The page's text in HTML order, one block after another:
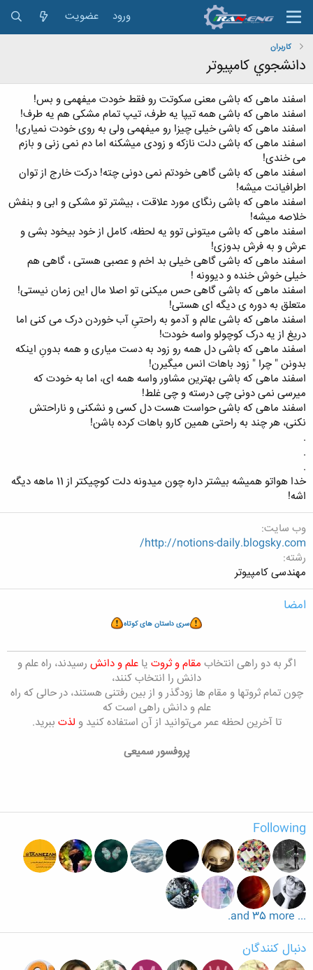
ورود عضویت
کاربران
دانشجوي كامپيوتر
اسفند ماهی که باشی معنی سکوتت رو فقط خودت میفهمی و بس!
اسفند ماهی که باشی همه تیپا یه طرف، تیپ تمام مشکی هم یه طرف!
اسفند ماهی که باشی خیلی چیزا رو میفهمی ولی به روی خودت نمیاری!
اسفند ماهی که باشی دلت نازکه و زودی میشکنه اما دم نمی زنی و بازم
می خندی!
اسفند ماهی که باشی گاهی خودتم نمی دونی چته! درکت خارج از توان
اطرافیانت میشه!
اسفند ماهی که باشی رنگای مورد علاقت ، بیشتر تو مشکی و ابی و بنفش
خلاصه میشه!
اسفند ماهی که باشی میتونی توو یه لحظه، کامل از خود بیخود بشی و
عرش و به فرش بدوزی!
اسفند ماهی که باشی گاهی خیلی بد اخم و عصبی هستی ، گاهی هم
خیلی خوش خنده و دیوونه !
اسفند ماهی که باشی گاهی حس میکنی تو اصلا مال این زمان نیستی!
متعلق به دوره ی دیگه ای هستی!
اسفند ماهی که باشی عالم و آدمو به راحتیِ آب خوردن درک می کنی اما
دریغ از یه درک کوچولو واسه خودت!
اسفند ماهی که باشی دل همه رو زود به دست میاری و همه بدونِ اینکه
بدونن " چرا " زود باهات انس میگیرن!
اسفند ماهی که باشی بهترین مشاور واسه همه ای، اما به خودت که
میرسی نمی دونی چی درسته و چی غلط!
اسفند ماهی که باشی حواست هست دل کسی و نشکنی و ناراحتش
نکنی، هر چند به راحتی همین کارو باهات کرده باشن!
.
.
.
خدا هواتو همیشه بیشتر داره چون میدونه دلت کوچیکتر از 11 ماهه دیگه
اشه!
وب سایت
http://notions-daily.blogsky.com/
رشته
مهندسی کامپیوتر
امضا
سری داستان های کوتاه
اگر به دو راهی انتخاب مقام و ثروت یاعلم و دانش رسیدند، راه علم و
دانش را انتخاب کنند،
چون تمام ثروتها و مقام ها زودگذر و از بین رفتنی هستند، در حالی که راه
علم و دانش راهی است که
تا آخرین لحظه عمر می‌توانید از آن استفاده کنید و لذت ببرید.
پروفسور سمیعی
Following
... and 35 more.
دنبال کنندگان